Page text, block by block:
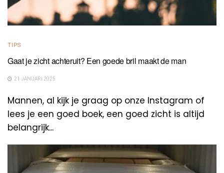
TIPS
Gaat je zicht achteruit? Een goede bril maakt de man
21 JANUARI 2025
Mannen, al kijk je graag op onze Instagram of
lees je een goed boek, een goed zicht is altijd
belangrijk...